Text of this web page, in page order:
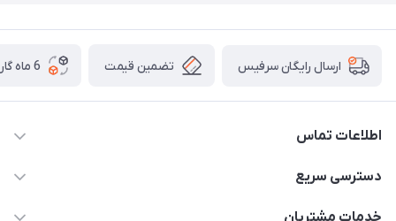
ارسال رایگان سرفیس تضمین قیمت 6 ماه گارانتی تعویض
اطلاعات تماس
021-91301521
info@technodarvish.com
دسترسی سریع
حساب کاربری
خدمات مشتریان